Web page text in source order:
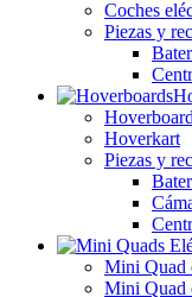
Coches
Piezas y
Hoverkart
Piezas y
Mini Quad
Mini Quad